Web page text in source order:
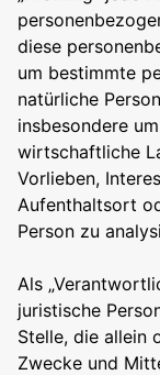
diese
um bestimmte
natürliche
insbesondere
wirtschaftliche
Vorlieben,
Aufenthaltsort
Person zu
Als
juristische
Stelle, die allein
Zwecke und